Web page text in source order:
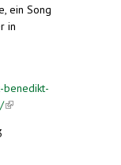
ein Song
in
benedikt-
(link is